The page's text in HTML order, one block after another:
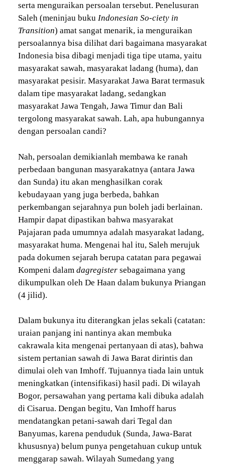
serta menguraikan persoalan tersebut. Penelusuran
Saleh (meninjau buku Indonesian So-ciety in
Transition) amat sangat menarik, ia menguraikan
persoalannya bisa dilihat dari bagaimana masyarakat
Indonesia bisa dibagi menjadi tiga tipe utama, yaitu
masyarakat sawah, masyarakat ladang (huma), dan
masyarakat pesisir. Masyarakat Jawa Barat termasuk
dalam tipe masyarakat ladang, sedangkan
masyarakat Jawa Tengah, Jawa Timur dan Bali
tergolong masyarakat sawah. Lah, apa hubungannya
dengan persoalan candi?
Nah, persoalan demikianlah membawa ke ranah
perbedaan bangunan masyarakatnya (antara Jawa
dan Sunda) itu akan menghasilkan corak
kebudayaan yang juga berbeda, bahkan
perkembangan sejarahnya pun boleh jadi berlainan.
Hampir dapat dipastikan bahwa masyarakat
Pajajaran pada umumnya adalah masyarakat ladang,
masyarakat huma. Mengenai hal itu, Saleh merujuk
pada dokumen sejarah berupa catatan para pegawai
Kompeni dalam dagregistersebagaimana yang
dikumpulkan oleh De Haan dalam bukunya Priangan
(4 jilid).
Dalam bukunya itu diterangkan jelas sekali (catatan:
uraian panjang ini nantinya akan membuka
cakrawala kita mengenai pertanyaan di atas), bahwa
sistem pertanian sawah di Jawa Barat dirintis dan
dimulai oleh van Imhoff. Tujuannya tiada lain untuk
meningkatkan (intensifikasi) hasil padi. Di wilayah
Bogor, persawahan yang pertama kali dibuka adalah
di Cisarua. Dengan begitu, Van Imhoff harus
mendatangkan petani-sawah dari Tegal dan
Banyumas, karena penduduk (Sunda, Jawa-Barat
khususnya) belum punya pengetahuan cukup untuk
menggarap sawah. Wilayah Sumedang yang